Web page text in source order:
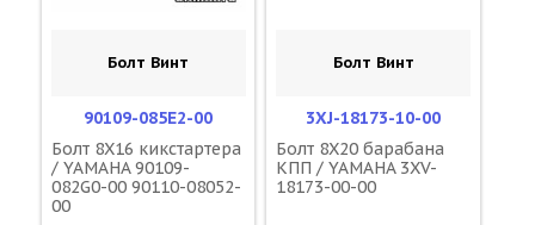
Болт Винт
90109-085E2-00
Болт 8X16 кикстартера
/ YAMAHA 90109-
082G0-00 90110-08052-
00
Болт Винт
3XJ-18173-10-00
Болт 8X20 барабана
КПП / YAMAHA 3XV-
18173-00-00